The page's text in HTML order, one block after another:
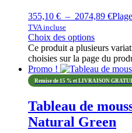
355,10 € – 2074,89 €
TVA incluse
Choix des options
Ce produit a plusieurs
choisies sur la page du
Promo !
Remise de 15 % et LIVRAISON
Tableau de
Natural Green